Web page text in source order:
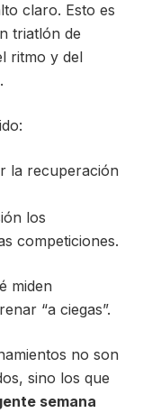
claro. Esto es
triatlón de
ritmo y del
la recuperación
los
competiciones.
miden
“a ciegas”.
no son
sino los que
semana